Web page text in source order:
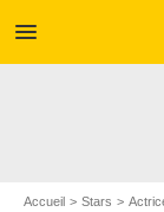
menu
Accueil Stars